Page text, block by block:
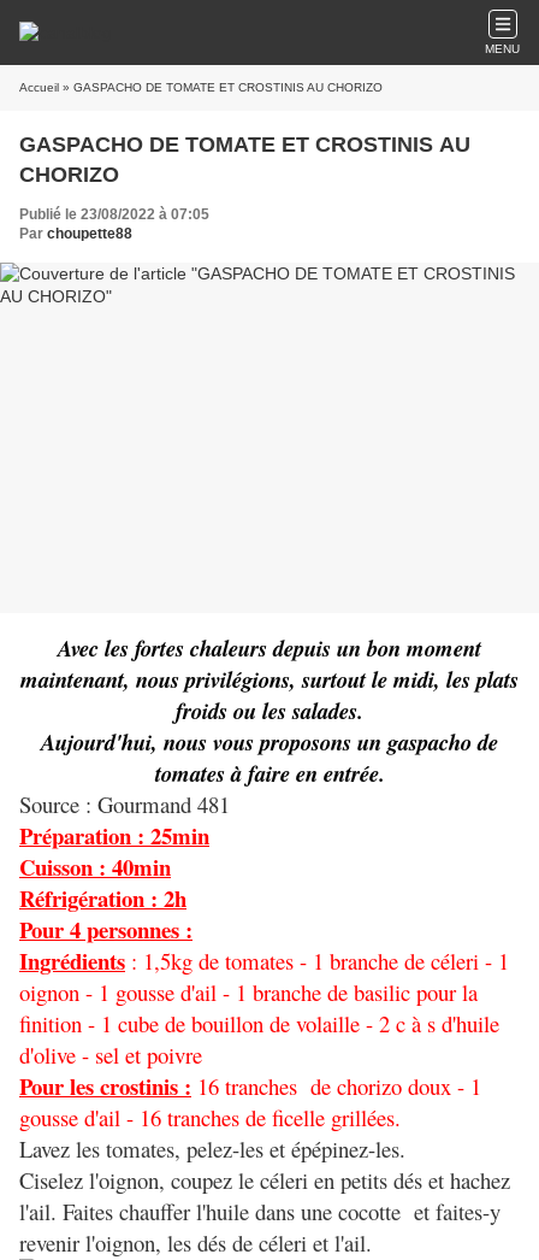
MENU
Accueil » GASPACHO DE TOMATE ET CROSTINIS AU CHORIZO
GASPACHO DE TOMATE ET CROSTINIS AU
CHORIZO
Publié le 23/08/2022 à 07:05
Par choupette88
Avec les fortes chaleurs depuis un bon moment
maintenant, nous privilégions, surtout le midi, les plats
froids ou les salades.
Aujourd'hui, nous vous proposons un gaspacho de
tomates à faire en entrée.
Source : Gourmand 481
Préparation : 25min
Cuisson : 40min
Réfrigération : 2h
Pour 4 personnes :
Ingrédients : 1,5kg de tomates - 1 branche de céleri - 1
oignon - 1 gousse d'ail - 1 branche de basilic pour la
finition - 1 cube de bouillon de volaille - 2 c à s d'huile
d'olive - sel et poivre
Pour les crostinis : 16 tranches de chorizo doux - 1
gousse d'ail - 16 tranches de ficelle grillées.
Lavez les tomates, pelez-les et épépinez-les.
Ciselez l'oignon, coupez le céleri en petits dés et hachez
l'ail. Faites chauffer l'huile dans une cocotte et faites-y
revenir l'oignon, les dés de céleri et l'ail.